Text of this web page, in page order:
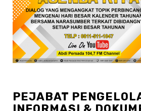
PEJABAT